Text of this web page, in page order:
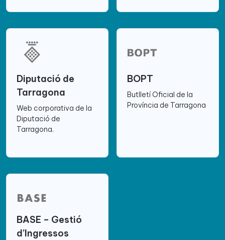
Diputació de
Tarragona
Web corporativa de la
Diputació de
Tarragona.
BOPT
Butlletí Oficial de la
Província de Tarragona
BASE – Gestió
d’Ingressos